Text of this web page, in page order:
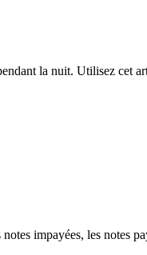
la nuit. Utilisez cet
impayées, les notes